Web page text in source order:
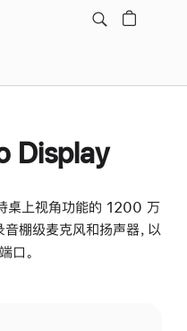
Display
桌上视角功能的 1200 万
棚级麦克风和扬声器，以
口。